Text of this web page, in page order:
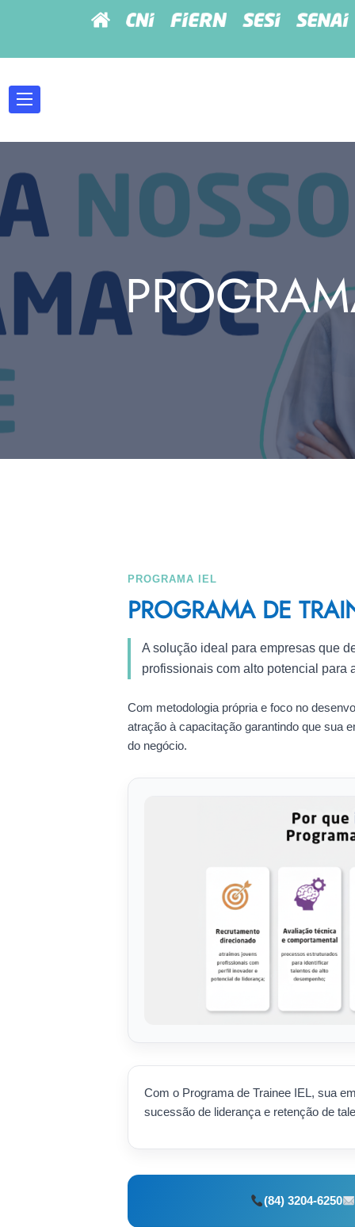
PROGRAMA IEL
PROGRAMA DE
A solução ideal para empresas que
profissionais com alto potencial para
Com metodologia própria e foco no
atração à capacitação garantindo que sua
do negócio.
Com o Programa de Trainee IEL, sua
sucessão de liderança e retenção de
(84) 3204-6250